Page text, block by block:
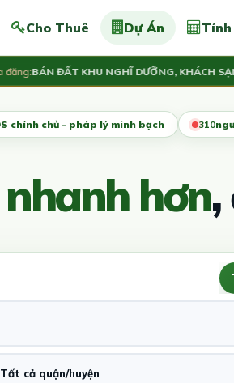
Cho Thuê Dự Án
BÁN ĐẤT KHU NGHĨ DƯỠNG, KHÁCH SẠN
chính chủ - pháp lý minh bạch 309
nhanh hơn
Tất cả quận/huyện